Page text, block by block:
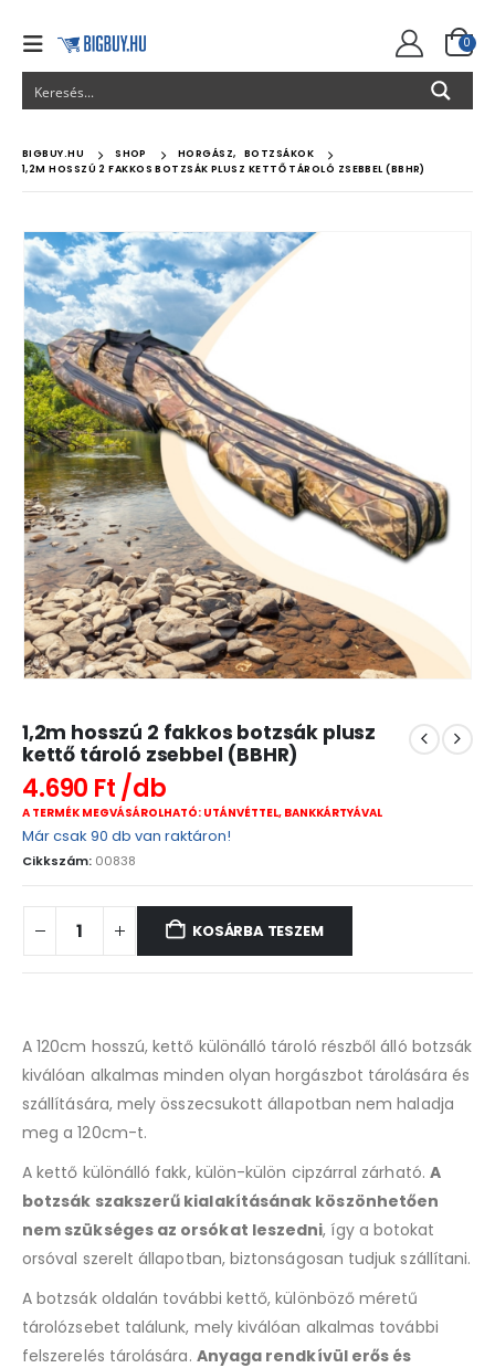
0
BIGBUY.HU SHOP HORGÁSZ,
BOTZSÁKOK
1,2M HOSSZÚ 2 FAKKOS BOTZSÁK PLUSZ KETTŐ TÁROLÓ ZSEBBEL (BBHR)
1,2m hosszú 2 fakkos botzsák plusz
kettő tároló zsebbel (BBHR)
4.690 Ft
A TERMÉK MEGVÁSÁROLHATÓ: UTÁNVÉTTEL, BANKKÁRTYÁVAL
Már csak 90 db van raktáron!
Cikkszám: 00838
KOSÁRBA TESZEM
A 120cm hosszú, kettő különálló tároló részből álló botzsák
kiválóan alkalmas minden olyan horgászbot tárolására és
szállítására, mely összecsukott állapotban nem haladja
meg a 120cm-t.
A kettő különálló fakk, külön-külön cipzárral zárható. A
botzsák szakszerű kialakításának köszönhetően
nem szükséges az orsókat leszedni, így a botokat
orsóval szerelt állapotban, biztonságosan tudjuk szállítani.
A botzsák oldalán további kettő, különböző méretű
tárolózsebet találunk, mely kiválóan alkalmas további
felszerelés tárolására. Anyaga rendkívül erős és